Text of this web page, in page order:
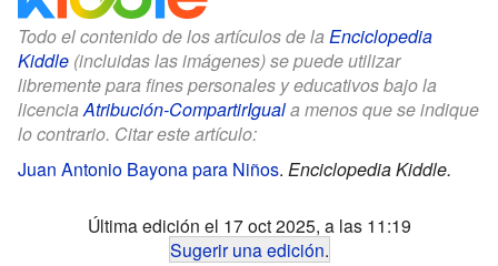
Todo el contenido de los artículos de la Enciclopedia
Kiddle (incluidas las imágenes) se puede utilizar
libremente para fines personales y educativos bajo la
licenciaAtribución-CompartirIguala menos que se indique
lo contrario. Citar este artículo:
Juan Antonio Bayona para Niños. Enciclopedia Kiddle.
Última edición el 17 oct 2025, a las 11:19
Sugerir una edición.